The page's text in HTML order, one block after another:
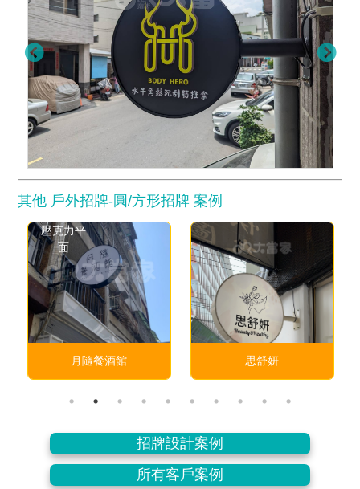
其他 戶外招牌-圓/方形招牌 案例
壓克力平
面
月隨餐酒館 思舒妍
招牌設計案例
所有客戶案例